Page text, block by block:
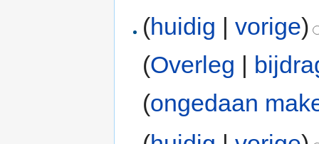
(huidig |vorige)
(Overleg |
(ongedaan